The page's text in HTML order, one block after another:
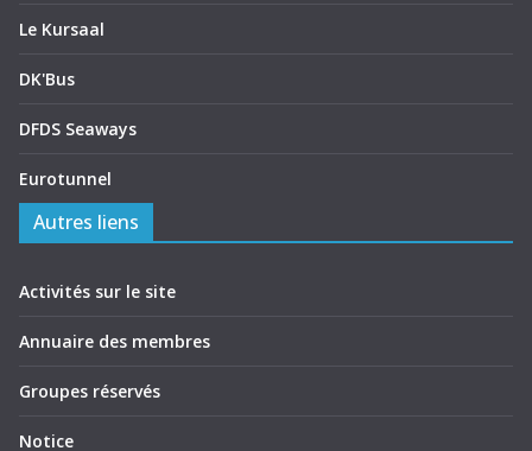
Le Kursaal
DK'Bus
DFDS Seaways
Eurotunnel
Autres liens
Activités sur le site
Annuaire des membres
Groupes réservés
Notice